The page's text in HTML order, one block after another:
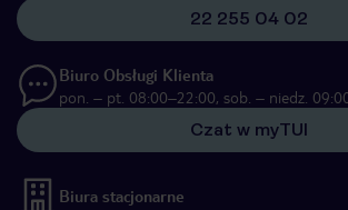
22 255 04 02
Biuro Obsługi Klienta
pon. – pt. 08:00–22:00, sob. – niedz.
Czat w myTUI
Biura stacjonarne